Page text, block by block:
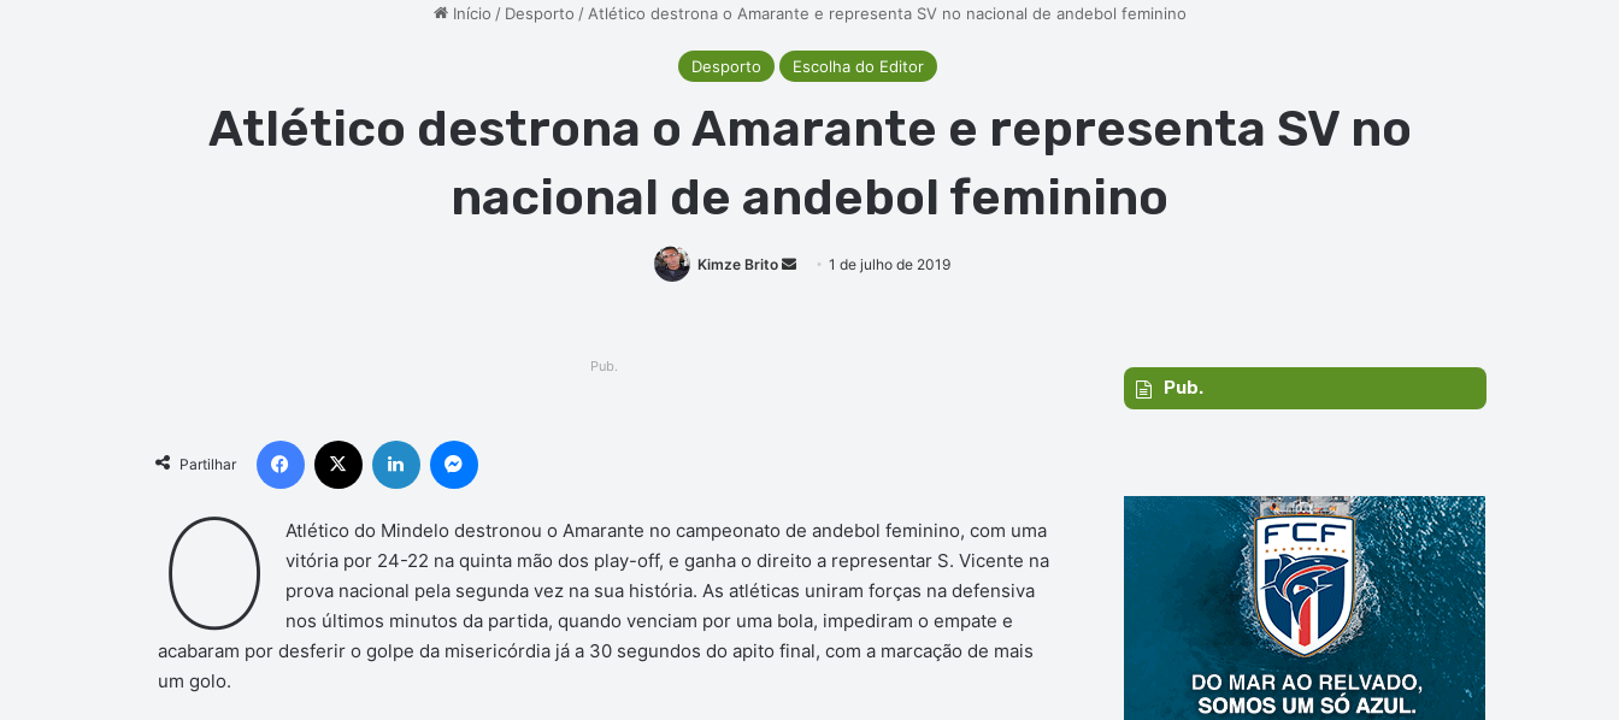
Início / Desporto / Atlético destrona o Amarante e representa SV no nacional de andebol feminino
Desporto Escolha do Editor
Atlético destrona o Amarante e representa SV no
nacional de andebol feminino
Kimze Brito
Mande1 de julho de 2019
Pub.
Partilhar
Facebook Linkedin
O
Atlético do Mindelo destronou o Amarante no campeonato de andebol feminino, com uma
vitória por 24-22 na quinta mão dos play-off, e ganha o direito a representar S. Vicente na
prova nacional pela segunda vez na sua história. As atléticas uniram forças na defensiva
nos últimos minutos da partida, quando venciam por uma bola, impediram o empate e
acabaram por desferir o golpe da misericórdia já a 30 segundos do apito final, com a marcação de mais
um golo.
Pub.